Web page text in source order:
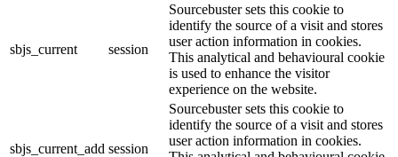
sbjs_current session
Sourcebuster sets this cookie to
identify the source of a visit and stores
user action information in cookies.
This analytical and behavioural cookie
is used to enhance the visitor
experience on the website.
sbjs_current_add session
Sourcebuster sets this cookie to
identify the source of a visit and stores
user action information in cookies.